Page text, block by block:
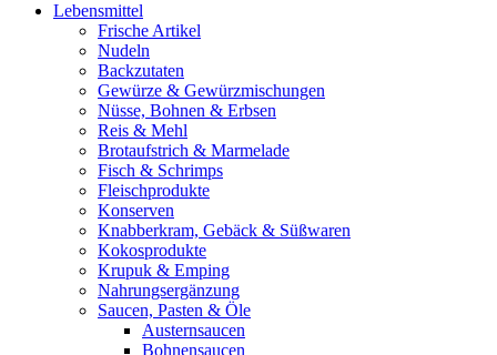
Lebensmittel
Frische Artikel
Nudeln
Backzutaten
Gewürze & Gewürzmischungen
Nüsse, Bohnen & Erbsen
Reis & Mehl
Brotaufstrich & Marmelade
Fisch & Schrimps
Fleischprodukte
Konserven
Knabberkram, Gebäck & Süßwaren
Kokosprodukte
Krupuk & Emping
Nahrungsergänzung
Saucen, Pasten & Öle
Austernsaucen
Bohnensaucen